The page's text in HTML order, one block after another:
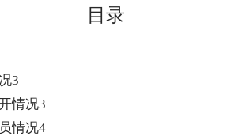
目录
3
情况3
情况4